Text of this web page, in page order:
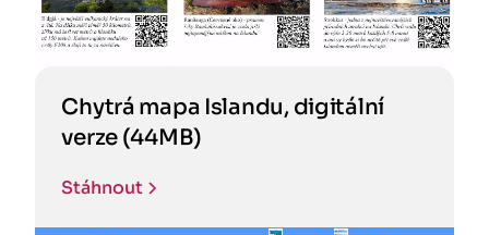
Chytrá mapa Islandu, digitální
verze (44MB)
Stáhnout